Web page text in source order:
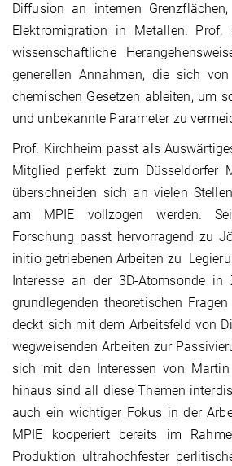
Diffusion an internen
Elektromigration in Metallen. Prof.
wissenschaftliche
generellen Annahmen, die sich
chemischen Gesetzen ableiten, um
und unbekannte Parameter zu
Prof. Kirchheim passt als
Mitglied perfekt zum Düsseldorfer
überschneiden sich an vielen
am MPIE vollzogen werden.
Forschung passt hervorragend zu
initio getriebenen Arbeiten zu
Interesse an der 3D-Atomsonde
grundlegenden theoretischen
deckt sich mit dem Arbeitsfeld von
wegweisenden Arbeiten zur
sich mit den Interessen von Martin
hinaus sind all diese Themen
auch ein wichtiger Fokus in der
MPIE kooperiert bereits im
Produktion ultrahochfester